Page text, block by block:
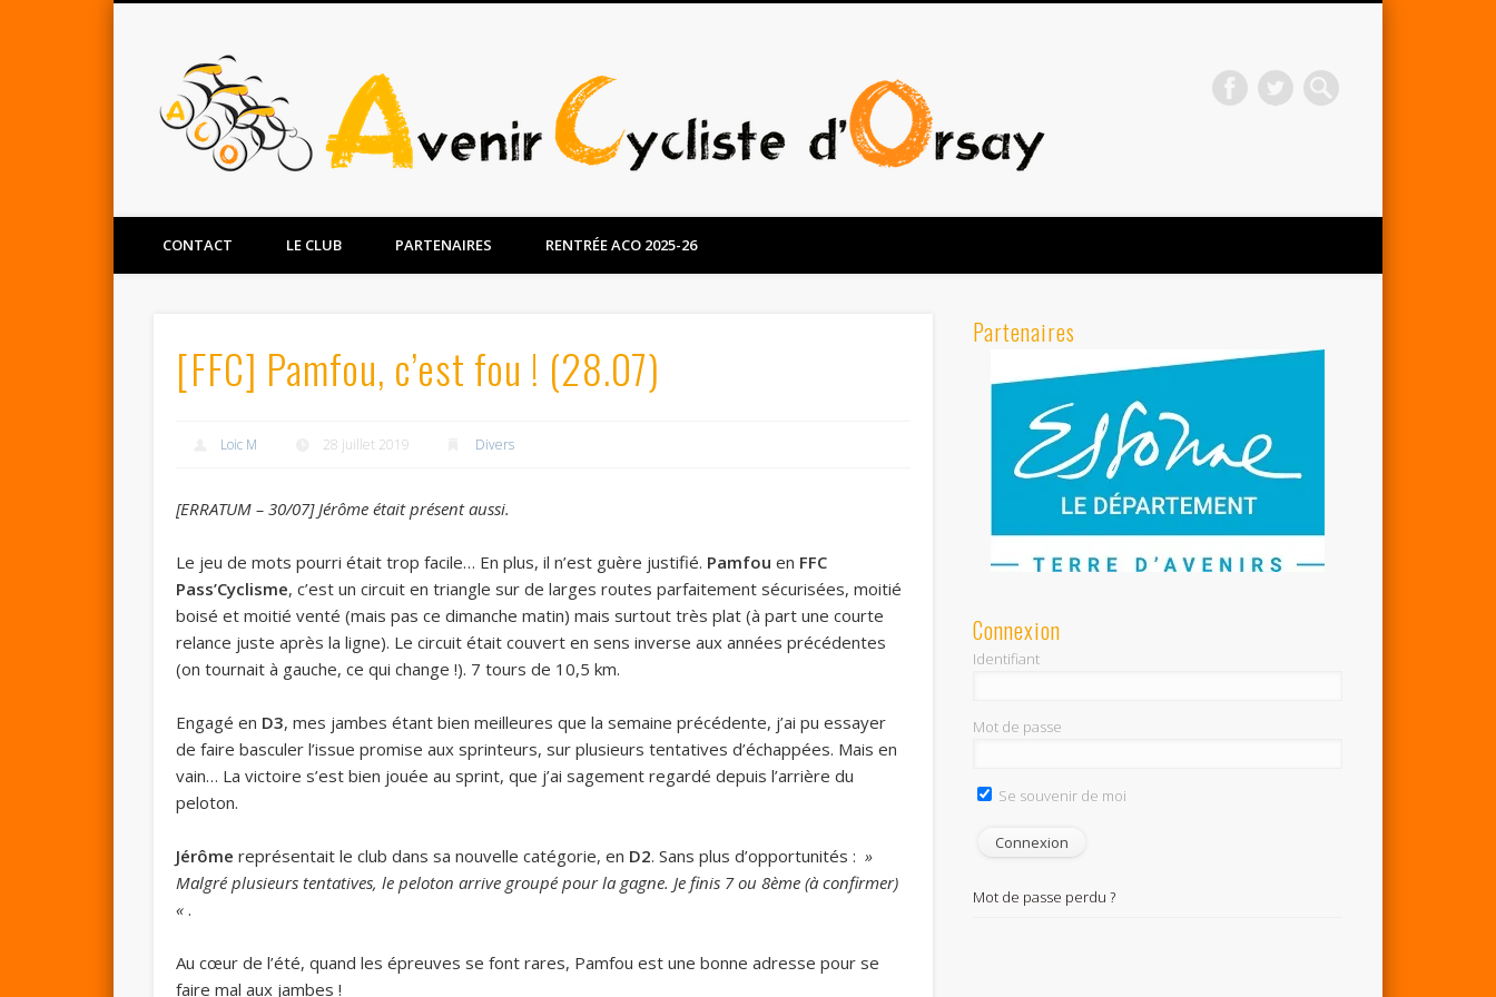
Avenir Cycliste d'Orsay
Twitter
CONTACT LE CLUB PARTENAIRES RENTRÉE ACO 2025-26
[FFC] Pamfou, c’est fou ! (28.07)
Loic M 28 juillet 2019 Divers
[ERRATUM – 30/07] Jérôme était présent aussi.
Le jeu de mots pourri était trop facile… En plus, il n’est guère justifié. Pamfou en FFC
Pass’Cyclisme, c’est un circuit en triangle sur de larges routes parfaitement sécurisées, moitié
boisé et moitié venté (mais pas ce dimanche matin) mais surtout très plat (à part une courte
relance juste après la ligne). Le circuit était couvert en sens inverse aux années précédentes
(on tournait à gauche, ce qui change !). 7 tours de 10,5 km.
Engagé en D3, mes jambes étant bien meilleures que la semaine précédente, j’ai pu essayer
de faire basculer l’issue promise aux sprinteurs, sur plusieurs tentatives d’échappées. Mais en
vain… La victoire s’est bien jouée au sprint, que j’ai sagement regardé depuis l’arrière du
peloton.
Jérôme représentait le club dans sa nouvelle catégorie, en D2. Sans plus d’opportunités : »
Malgré plusieurs tentatives, le peloton arrive groupé pour la gagne. Je finis 7 ou 8ème (à confirmer)
«.
Au cœur de l’été, quand les épreuves se font rares, Pamfou est une bonne adresse pour se
faire mal aux jambes !
Partenaires
Connexion
Identifiant
Mot de passe
Se souvenir de moi
Mot de passe perdu ?